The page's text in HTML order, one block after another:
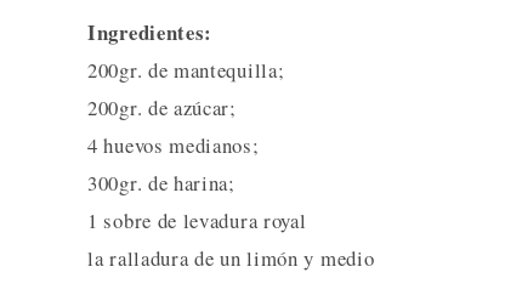
Ingredientes:
200gr. de mantequilla;
200gr. de azúcar;
4 huevos medianos;
300gr. de harina;
1 sobre de levadura royal
la ralladura de un limón y medio